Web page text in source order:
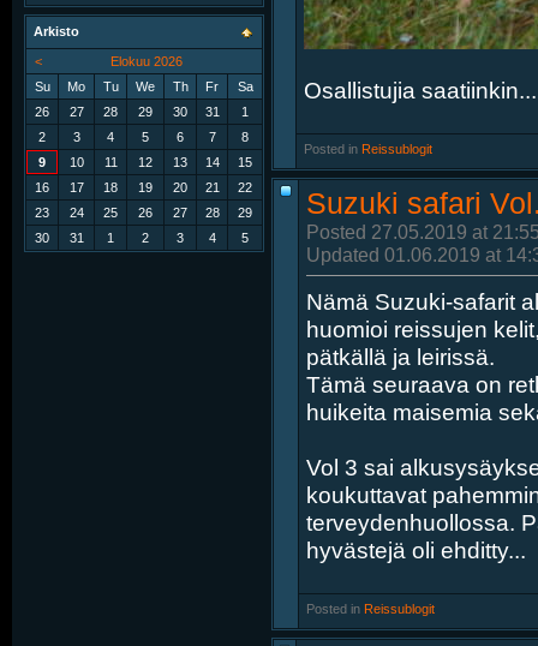
Osallistujia saatiinkin...
Posted in Reissublogit
Suzuki safari
Posted 27.05.2019 at
Updated 01.06.2019 at
Nämä Suzuki-safarit
huomioi reissujen
pätkällä ja leirissä.
Tämä seuraava on
huikeita maisemia
Vol 3 sai
koukuttavat
terveydenhuollossa.
hyvästejä oli ehditty...
Posted in Reissublogit
Arkisto
<
Elokuu 2026
Su
Mo Tu We Th Fr
Sa
26
27 28 29 30 31
1
2
3 4 5 6 7
8
9
10 11 12 13 14
15
16
17 18 19 20 21
22
23
24 25 26 27 28
29
30
31 1 2 3 4 5